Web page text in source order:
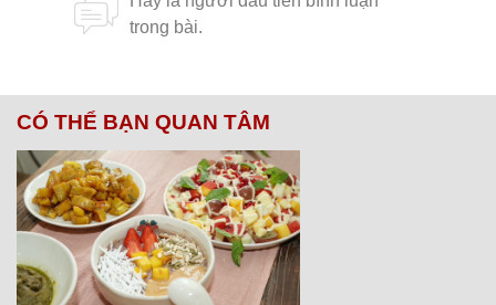
CÓ THỂ BẠN QUAN TÂM